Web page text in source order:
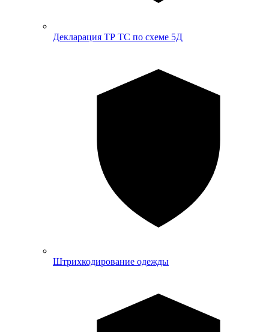
Декларация ТР ТС по схеме 5Д
Штрихкодирование одежды